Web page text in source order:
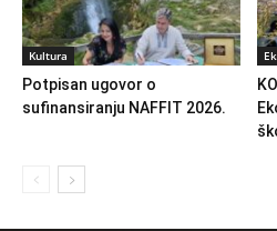
Kultura
Potpisan ugovor o
sufinansiranju NAFFIT 2026.